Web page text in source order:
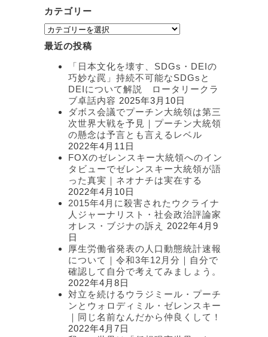
カテゴリー
カ
テ
ゴ
最近の投稿
「日本文化を壊す、SDGs・DEIの
巧妙な罠」持続不可能なSDGsと
DEIについて解説 ロータリークラ
ブ卓話内容 2025年3月10日
ダボス会議でプーチン大統領は第三
次世界大戦を予見｜プーチン大統領
の懸念は予言とも言えるレベル
2022年4月11日
FOXのゼレンスキー大統領へのイン
タビューでゼレンスキー大統領が語
った真実｜ネオナチは実在する
2022年4月10日
2015年4月に殺害されたウクライナ
人ジャーナリスト・社会政治評論家
オレス・ブジナの訴え
2022年4月9
日
厚生労働省発表の人口動態統計速報
について｜令和3年12月分｜自分で
確認して自分で考えてみましょう。
2022年4月8日
対立を続けるウラジミール・プーチ
ンとウォロディミル・ゼレンスキー
｜同じ名前なんだから仲良くして！
2022年4月7日